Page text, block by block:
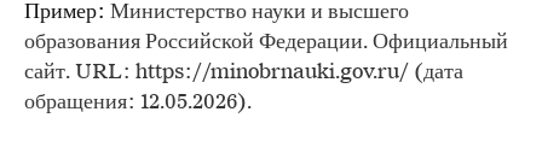
Пример: Министерство науки и высшего
образования Российской Федерации. Официальный
сайт. URL: https://minobrnauki.gov.ru/ (дата
обращения: 12.05.2026).